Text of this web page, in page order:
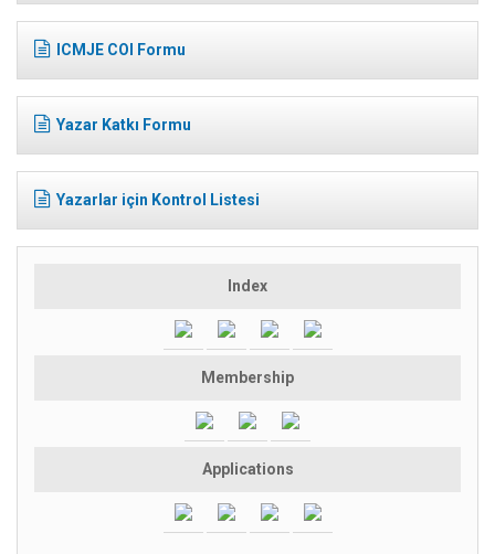
ICMJE COI Formu
Yazar Katkı Formu
Yazarlar için Kontrol Listesi
Index
Membership
Applications